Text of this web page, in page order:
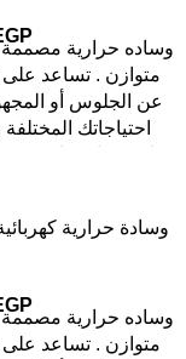
وساده حرارية مصممة
متوازن . تساعد على
عن الجلوس أو
احتياجاتك
وسادة حرارية
وساده حرارية مصممة
متوازن . تساعد على